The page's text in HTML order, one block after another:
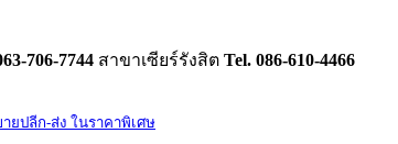
706-7744 สาขาเซียร์รังสิต Tel. 086-610-4466
ยปลีก-ส่ง ในราคาพิเศษ